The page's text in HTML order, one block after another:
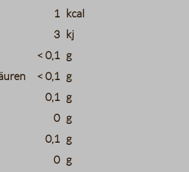
charts.nutritions.header_value
1 kcal
3 kj
< 0,1 g
< 0,1 g
0,1 g
0 g
0,1 g
0 g